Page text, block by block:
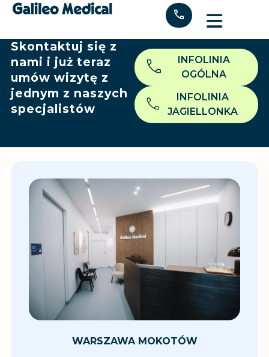
Skontaktuj się z
nami i już teraz
umów wizytę z
jednym z naszych
specjalistów
INFOLINIA
OGÓLNA
INFOLINIA
JAGIELLONKA
WARSZAWA MOKOTÓW